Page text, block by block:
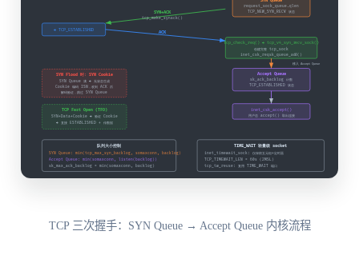
TCP 三次握手：SYN Queue → Accept Queue 内核流程